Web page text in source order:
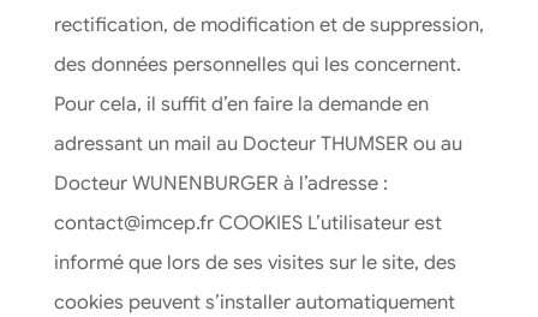
rectification, de modification et de suppression,
des données personnelles qui les concernent.
Pour cela, il suffit d’en faire la demande en
adressant un mail au Docteur THUMSER ou au
Docteur WUNENBURGER à l’adresse :
contact@imcep.fr COOKIES L’utilisateur est
informé que lors de ses visites sur le site, des
cookies peuvent s’installer automatiquement